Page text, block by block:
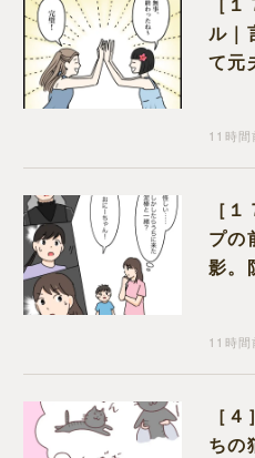
ル｜
て元
離
11時間
［
プの
影。
11時間
［
ちの